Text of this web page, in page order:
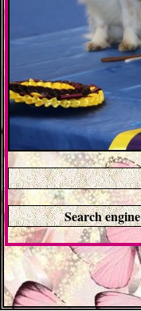
Search engine